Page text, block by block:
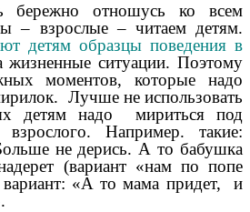
бережно отношусь ко всем
– взрослые – читаем детям.
детям образцы поведения в
жизненные ситуации. Поэтому
моментов, которые надо
Лучше не использовать
детям надо мириться под
взрослого. Например. такие:
не дерись. А то бабушка
(вариант «нам по попе
«А то мама придет, и